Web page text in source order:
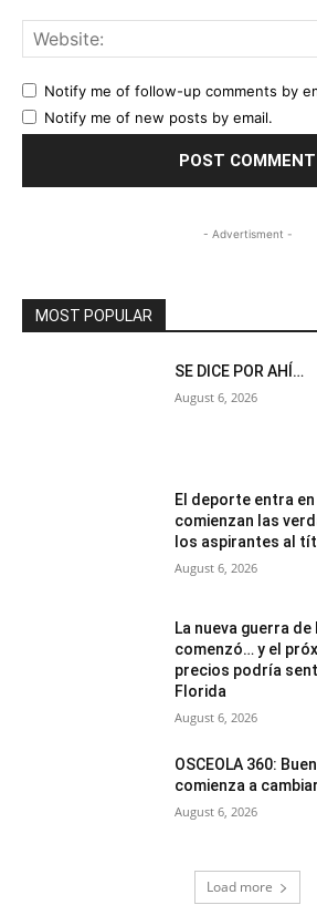
Notify me of follow-up comments by
Notify me of new posts by email.
- Advertisment -
MOST POPULAR
SE DICE POR AHÍ…
August 6, 2026
El deporte entra
comienzan las
los aspirantes al
August 6, 2026
La nueva guerra
comenzó… y el
precios podría
Florida
August 6, 2026
OSCEOLA 360:
comienza a
August 6, 2026
Load more